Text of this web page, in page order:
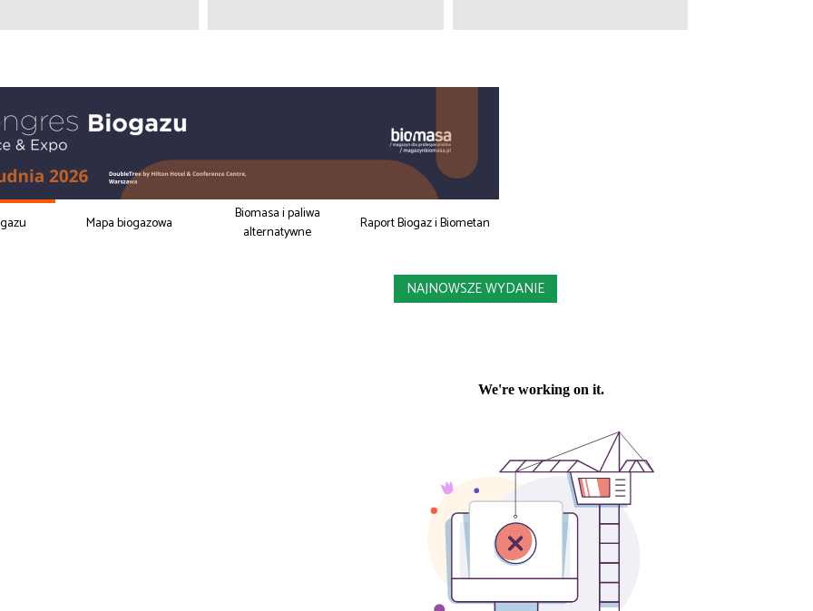
Mapa biogazowa
Biomasa i paliwa
alternatywne
Raport Biogaz i Biometan
NAJNOWSZE WYDANIE